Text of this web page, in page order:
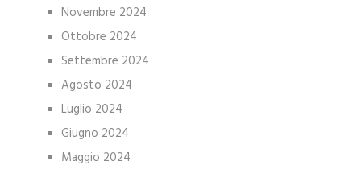
Novembre 2024
Ottobre 2024
Settembre 2024
Agosto 2024
Luglio 2024
Giugno 2024
Maggio 2024